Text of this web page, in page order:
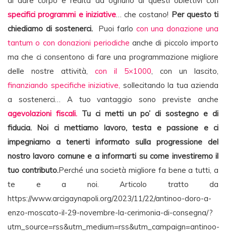
specifici programmi e iniziative… che costano! Per questo ti
chiediamo di sostenerci.Puoi farlo con una donazione una
tantum o con donazioni periodiche anche di piccolo importo
ma che ci consentono di fare una programmazione migliore
delle nostre attività, con il 5×1000 , con un lascito,
finanziando specifiche iniziative, sollecitando la tua azienda
a sostenerci… A tuo vantaggio sono previste anche
agevolazioni fiscali. Tu ci metti un po’ di sostegno e di
fiducia. Noi ci mettiamo lavoro, testa e passione e ci
impegniamo a tenerti informato sulla progressione del
nostro lavoro comune e a informarti su come investiremo il
tuo contributo.Perché una società migliore fa bene a tutti, a
te e a noi. Articolo tratto da
https://www.arcigaynapoli.org/2023/11/22/antinoo-doro-a-
enzo-moscato-il-29-novembre-la-cerimonia-di-consegna/?
utm_source=rss&utm_medium=rss&utm_campaign=antinoo-